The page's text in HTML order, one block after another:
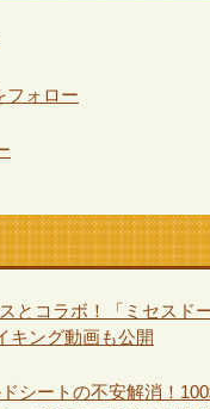
フォロー
とコラボ！「ミセスド
キング動画も公開
シートの不安解消！